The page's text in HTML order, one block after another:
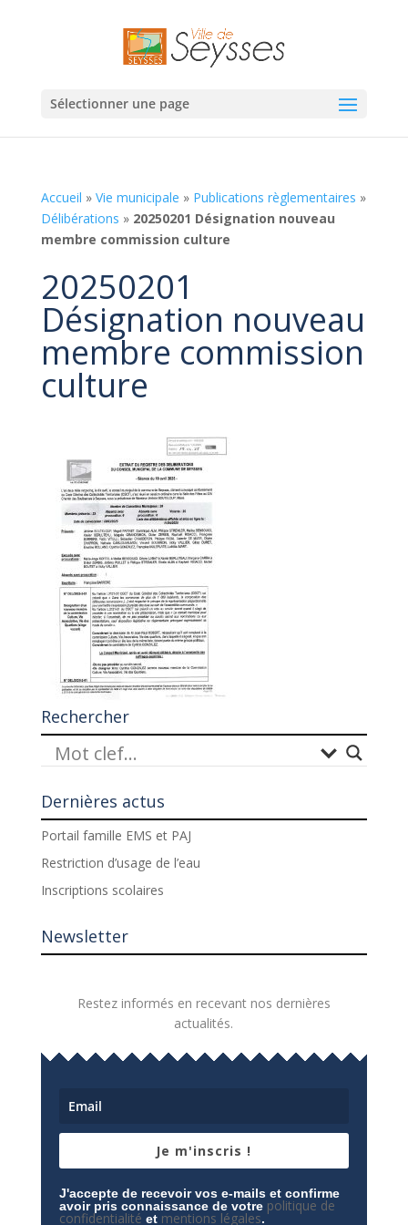
Sélectionner une page
Accueil » Vie municipale » Publications règlementaires »
Délibérations » 20250201 Désignation nouveau
membre commission culture
20250201
Désignation nouveau
membre commission
culture
Rechercher
Dernières actus
Portail famille EMS et PAJ
Restriction d’usage de l’eau
Inscriptions scolaires
Newsletter
Restez informés en recevant nos dernières
actualités.
Je m'inscris !
J'accepte de recevoir vos e-mails et confirme
avoir pris connaissance de votre politique de
confidentialité et mentions légales.